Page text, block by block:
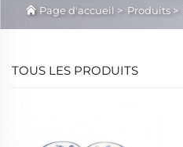
Page d'accueil > Produits >
TOUS LES PRODUITS